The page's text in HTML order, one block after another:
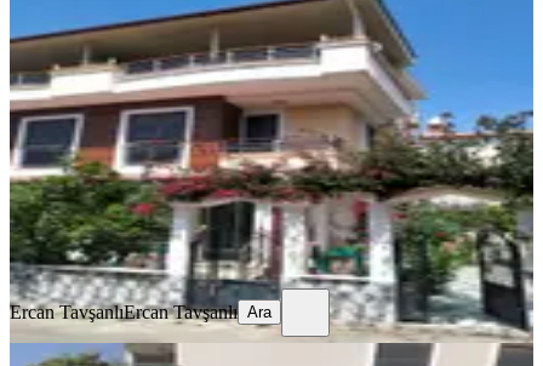
Villa
İzmir, Menderes
4+1· 160 m²·Villa tipi·22.07.2026
60.000 ₺
Ercan TavşanlıErcan Tavşanlı
Ara
Ercan TavşanlıErcan Tavşanlı Ara